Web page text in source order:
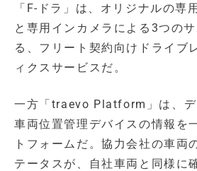
「F-ドラ」は、オリジナルの専
と専用インカメラによる3つの
る、フリート契約向けドライブ
ィクスサービスだ。
一方「traevo Platform」は、デ
車両位置管理デバイスの情報を
トフォームだ。協力会社の車両
テータスが、自社車両と同様に